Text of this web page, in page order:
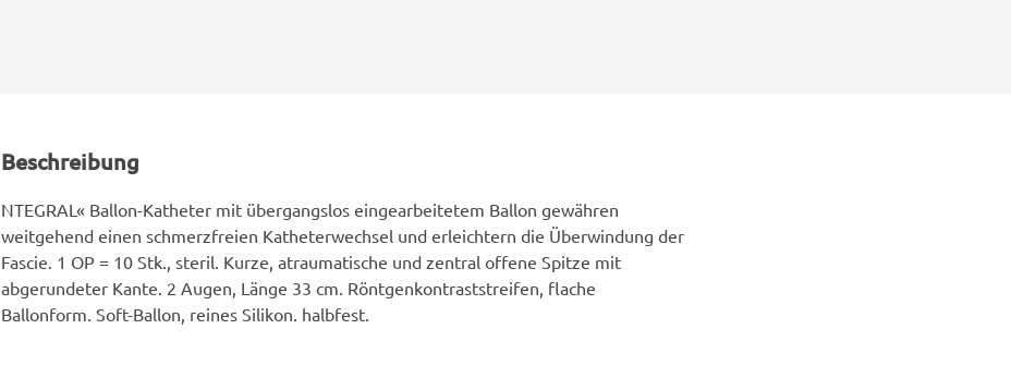
Beschreibung
NTEGRAL« Ballon-Katheter mit übergangslos eingearbeitetem Ballon gewähren
weitgehend einen schmerzfreien Katheterwechsel und erleichtern die Überwindung der
Fascie. 1 OP = 10 Stk., steril. Kurze, atraumatische und zentral offene Spitze mit
abgerundeter Kante. 2 Augen, Länge 33 cm. Röntgenkontraststreifen, flache
Ballonform. Soft-Ballon, reines Silikon. halbfest.